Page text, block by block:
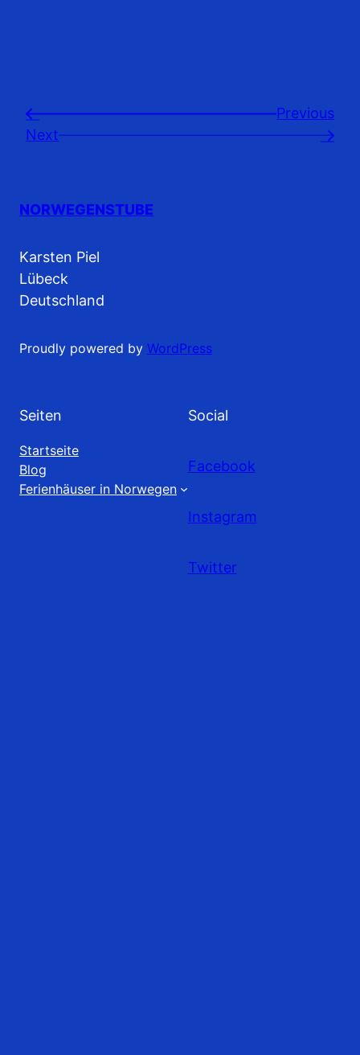
←
Previousㅤ
Next
→
NORWEGENSTUBE
Karsten Piel
Lübeck
Deutschland
Proudly powered by WordPress
Seiten
Startseite
Blog
Ferienhäuser in Norwegen
Social
Facebook
Instagram
Twitter